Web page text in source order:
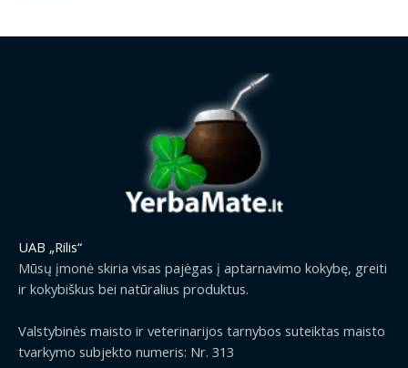
UAB „Rilis“
Mūsų įmonė skiria visas pajėgas į aptarnavimo kokybę, greiti
ir kokybiškus bei natūralius produktus.
Valstybinės maisto ir veterinarijos tarnybos suteiktas maisto
tvarkymo subjekto numeris: Nr. 313